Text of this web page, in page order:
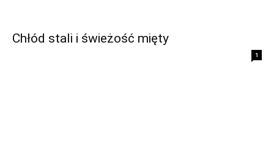
Chłód stali i świeżość mięty
1